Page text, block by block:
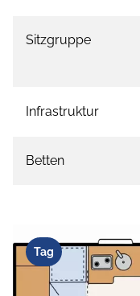
Sitzgruppe
Infrastruktur
Betten
Tag